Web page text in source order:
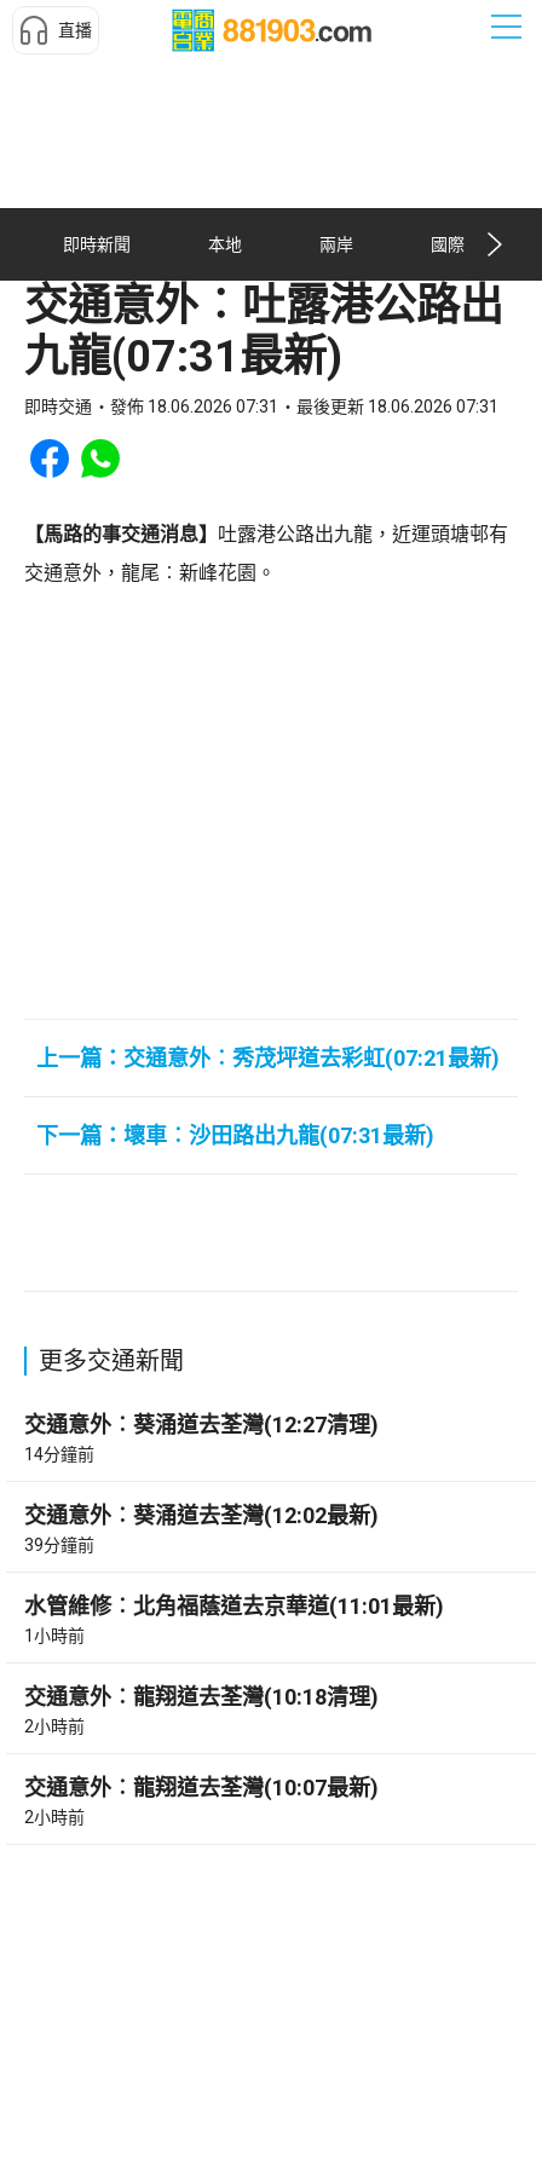
直播
即時新聞 本地 兩岸 國際
交通意外︰吐露港公路出
九龍(07:31最新)
即時交通 發佈 18.06.2026 07:31 最後更新 18.06.2026 07:31
Share to Facebook
Share to WhatsApp
【馬路的事交通消息】 吐露港公路出九龍，近運頭塘邨有
交通意外，龍尾︰新峰花園。
上一篇：交通意外︰秀茂坪道去彩虹(07:21最新)
下一篇：壞車︰沙田路出九龍(07:31最新)
更多交通新聞
交通意外︰葵涌道去荃灣(12:27清理)
14分鐘前
交通意外︰葵涌道去荃灣(12:02最新)
39分鐘前
水管維修︰北角福蔭道去京華道(11:01最新)
1小時前
交通意外︰龍翔道去荃灣(10:18清理)
2小時前
交通意外︰龍翔道去荃灣(10:07最新)
2小時前